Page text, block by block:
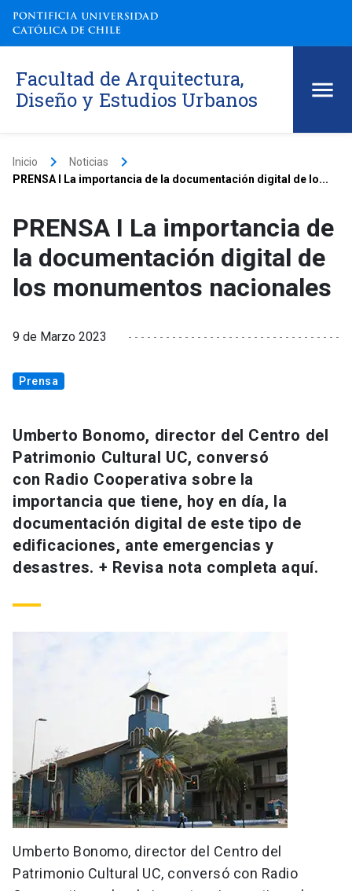
Facultad de Arquitectura,
Diseño y Estudios Urbanos
Inicio keyboard_arrow_right Noticias keyboard_arrow_right
PRENSA I La importancia de la documentación digital de lo...
PRENSA I La importancia de
la documentación digital de
los monumentos nacionales
9 de Marzo 2023
Prensa
Umberto Bonomo, director del Centro del
Patrimonio Cultural UC, conversó
con Radio Cooperativa sobre la
importancia que tiene, hoy en día, la
documentación digital de este tipo de
edificaciones, ante emergencias y
desastres. + Revisa nota completa aquí.
Umberto Bonomo, director del Centro del
Patrimonio Cultural UC, conversó con Radio